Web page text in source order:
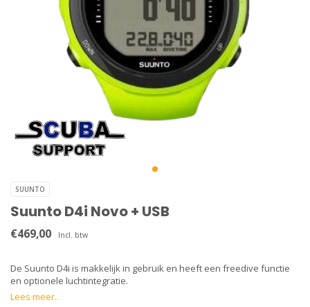
SUUNTO
Suunto D4i Novo + USB
€469,00 Incl. btw
De Suunto D4i is makkelijk in gebruik en heeft een freedive functie
en optionele luchtintegratie.
Lees meer..